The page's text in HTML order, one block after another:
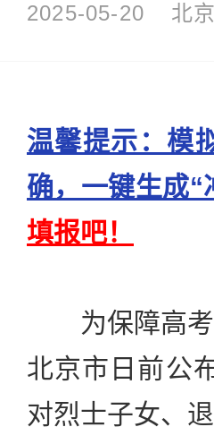
2025-05-20 北
温馨提示：模
确，一键生成“
填报吧！
为保障高考
北京市日前公
对烈士子女、